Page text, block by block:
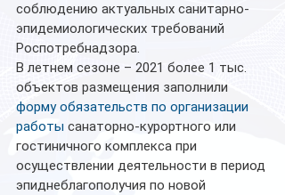
соблюдению актуальных санитарно-
эпидемиологических требований
Роспотребнадзора.
В летнем сезоне – 2021 более 1 тыс.
объектов размещения заполнили
форму обязательств по организации
работы санаторно-курортного или
гостиничного комплекса при
осуществлении деятельности в период
эпиднеблагополучия по новой